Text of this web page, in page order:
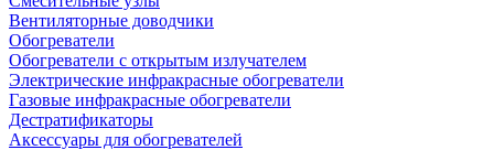
Вентиляторные доводчики
Обогреватели
Обогреватели с открытым излучателем
Электрические инфракрасные обогреватели
Газовые инфракрасные обогреватели
Дестратификаторы
Аксессуары для обогревателей